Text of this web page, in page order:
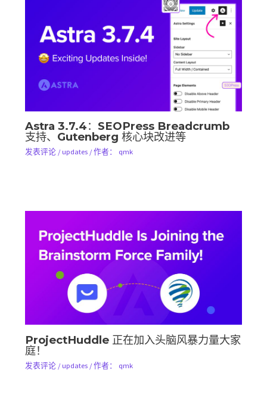
Astra 3.7.4：SEOPress Breadcrumb
支持、Gutenberg 核心块改进等
发表评论 /updates/ 作者： qmk
ProjectHuddle 正在加入头脑风暴力量大家
庭！
发表评论 /updates/ 作者： qmk